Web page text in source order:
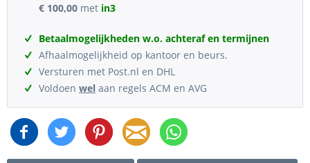
€ 100,00 met in3
Betaalmogelijkheden w.o. achteraf en termijnen
Afhaalmogelijkheid op kantoor en beurs.
Versturen met Post.nl en DHL
Voldoen wel aan regels ACM en AVG